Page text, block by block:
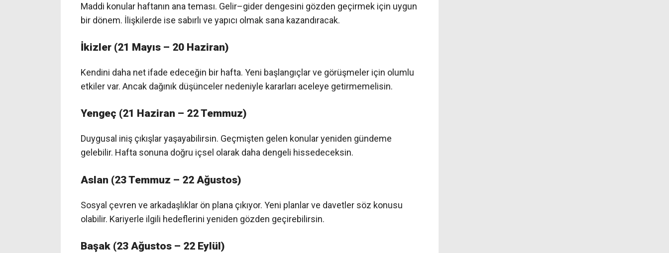
Maddi konular haftanın ana teması. Gelir–gider dengesini gözden geçirmek için uygun
bir dönem. İlişkilerde ise sabırlı ve yapıcı olmak sana kazandıracak.
İkizler (21 Mayıs – 20 Haziran)
Kendini daha net ifade edeceğin bir hafta. Yeni başlangıçlar ve görüşmeler için olumlu
etkiler var. Ancak dağınık düşünceler nedeniyle kararları aceleye getirmemelisin.
Yengeç (21 Haziran – 22 Temmuz)
Duygusal iniş çıkışlar yaşayabilirsin. Geçmişten gelen konular yeniden gündeme
gelebilir. Hafta sonuna doğru içsel olarak daha dengeli hissedeceksin.
Aslan (23 Temmuz – 22 Ağustos)
Sosyal çevren ve arkadaşlıklar ön plana çıkıyor. Yeni planlar ve davetler söz konusu
olabilir. Kariyerle ilgili hedeflerini yeniden gözden geçirebilirsin.
Başak (23 Ağustos – 22 Eylül)